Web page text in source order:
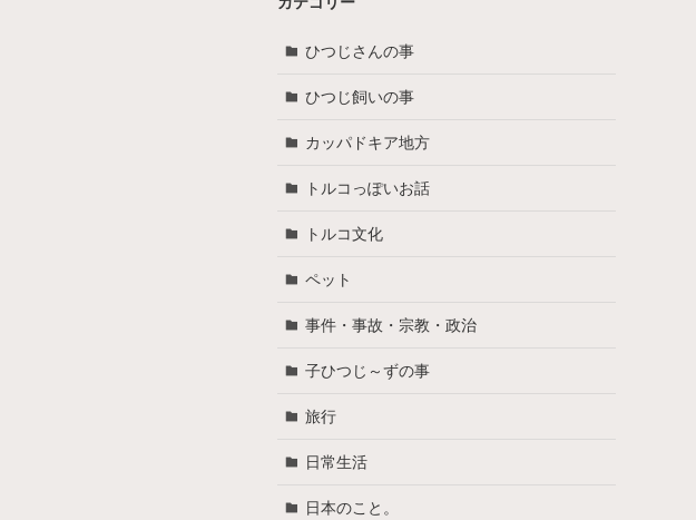
ひつじさんの事
ひつじ飼いの事
カッパドキア地方
トルコっぽいお話
トルコ文化
ペット
事件・事故・宗教・政治
子ひつじ～ずの事
旅行
日常生活
日本のこと。